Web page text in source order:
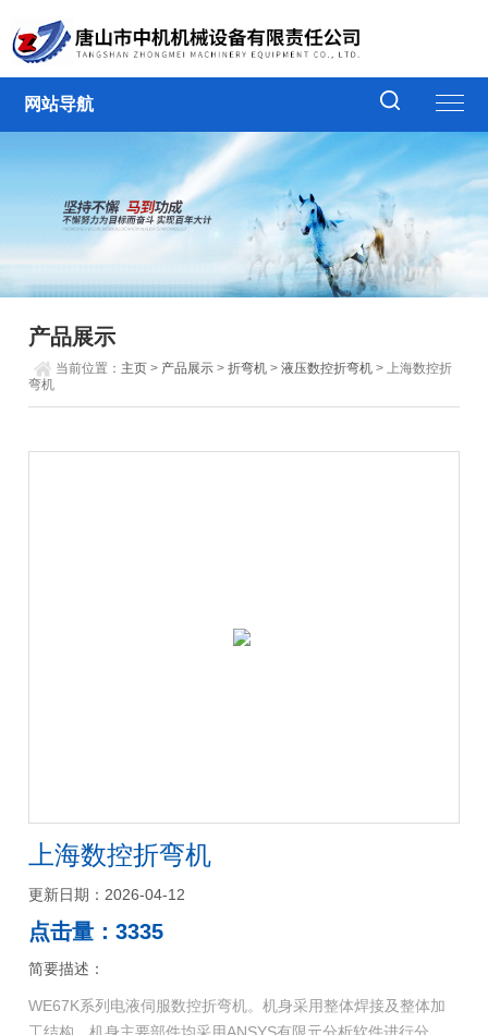
网站导航
产品展示
当前位置： 主页 > 产品展示 >折弯机 >液压数控折弯机 > 上海数控折
弯机
上海数控折弯机
更新日期：2026-04-12
点击量：3335
简要描述：
WE67K系列电液伺服数控折弯机。机身采用整体焊接及整体加
工结构，机身主要部件均采用ANSYS有限元分析软件进行分